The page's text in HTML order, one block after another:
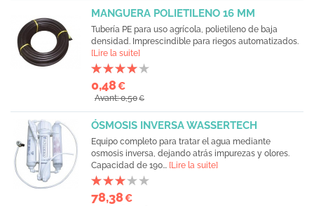
MANGUERA POLIETILENO 16 MM
Tubería PE para uso agrícola, polietileno de baja
densidad. Imprescindible para riegos automatizados.
[Lire la suite]
0,48€
Avant: 0,50€
ÓSMOSIS INVERSA WASSERTECH
Equipo completo para tratar el agua mediante
osmosis inversa, dejando atrás impurezas y olores.
Capacidad de 190... [Lire la suite]
78,38€